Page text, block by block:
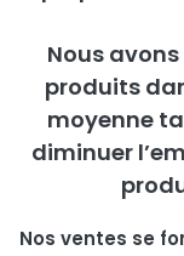
Nous
produits
moyenne
diminuer
Nos ventes se